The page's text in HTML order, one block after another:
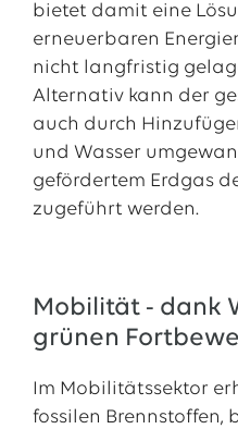
bietet damit eine
erneuerbaren
nicht langfristig
Alternativ kann der
auch durch
und Wasser
gefördertem Erdgas
zugeführt werden.
Mobilität - dank
grünen
Im Mobilitätssektor
fossilen Brennstoffen,